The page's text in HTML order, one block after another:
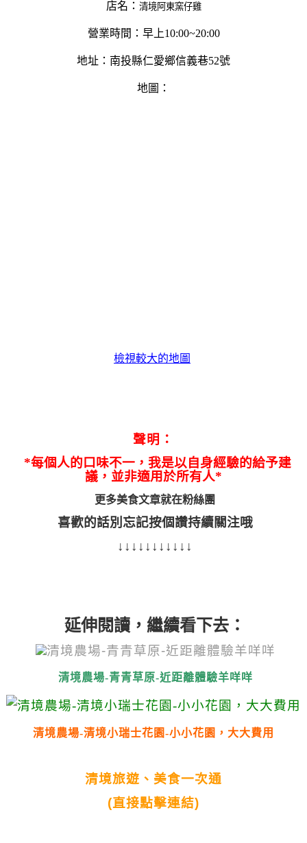
店名： 清境阿東窯仔雞
營業時間：早上10:00~20:00
地址：南投縣仁愛鄉信義巷52號
地圖：
檢視較大的地圖
聲明：
*每個人的口味不一，我是以自身經驗的給予建
議，並非適用於所有人*
更多美食文章就在粉絲團
喜歡的話別忘記按個讚持續關注哦
↓↓↓↓↓↓↓↓↓↓↓
延伸閱讀，繼續看下去：
清境農場-青青草原-近距離體驗羊咩咩
清境農場-清境小瑞士花園-小小花園，大大費用
清境旅遊、美食一次通
(直接點擊連結)